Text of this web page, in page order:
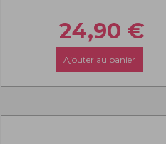
24,90 €
Ajouter au panier